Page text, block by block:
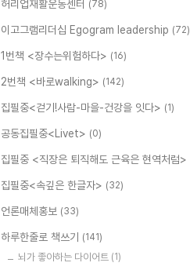
허리업재활운동센터 (78)
이고그램리더십 Egogram leadership (72)
1번책 <장수는위험하다> (16)
2번책 <바로walking> (142)
집필중<걷기!사람-마을-건강을 잇다> (1)
공동집필중<Livet> (0)
집필중 <직장은 퇴직해도 근육은 현역처럼>
집필중<속깊은 한글자> (32)
언론매체홍보 (33)
하루한줄로 책쓰기 (141)
뇌가 좋아하는 다이어트 (1)